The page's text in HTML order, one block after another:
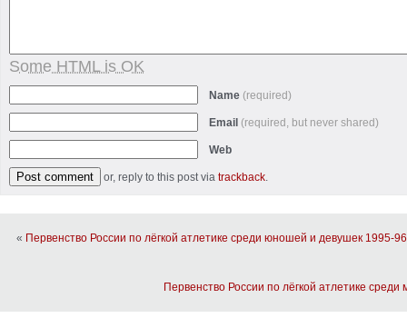
Some HTML is OK
Name (required)
Email (required, but never shared)
Web
or, reply to this post via trackback.
« Первенство России по лёгкой атлетике среди юношей и девушек 1995-96
Первенство России по лёгкой атлетике